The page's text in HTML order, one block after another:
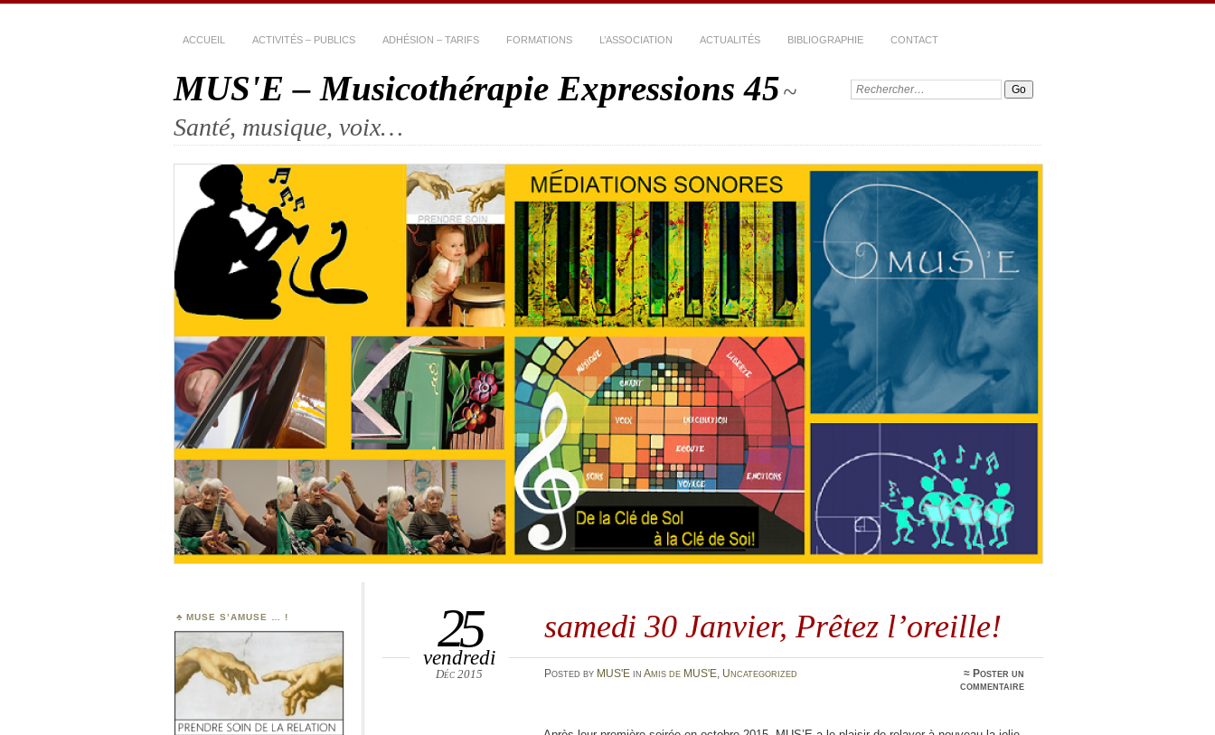
ACCUEIL ACTIVITÉS – PUBLICS ADHÉSION – TARIFS FORMATIONS L’ASSOCIATION ACTUALITÉS BIBLIOGRAPHIE CONTACT
MUS'E – Musicothérapie Expressions 45~
Santé, musique, voix…
Recherche:
samedi 30 Janvier, Prêtez l’oreille!
25
vendredi
Déc 2015 Posted by MUS'Ein Amis de MUS'E, Uncategorized ≈ Poster un
commentaire
MUSE S’AMUSE … !